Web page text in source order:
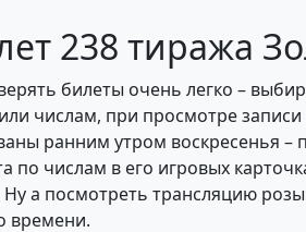
238 тиража
билеты очень легко –
числам, при просмотре
ранним утром воскресенья –
по числам в его игровых
Ну а посмотреть трансляцию
времени.